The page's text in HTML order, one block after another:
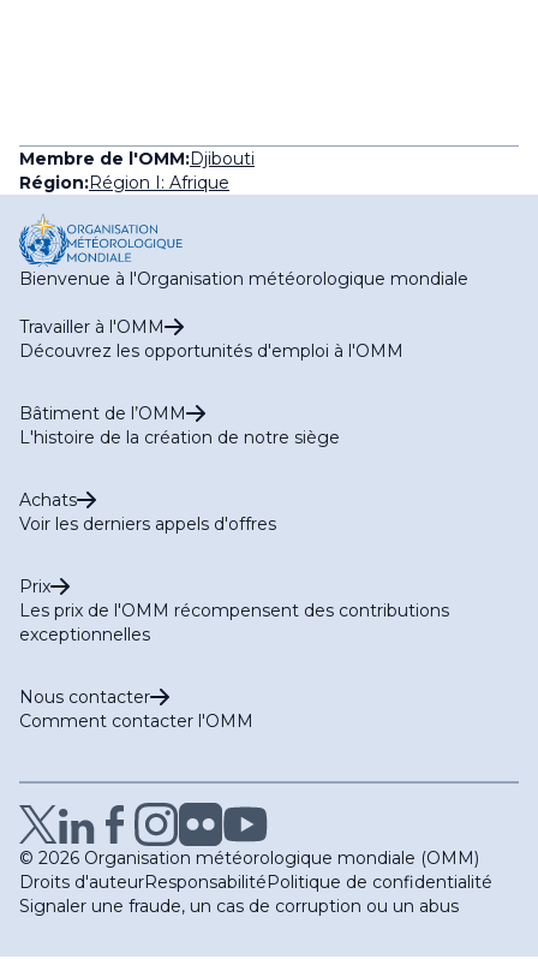
Membre de l'OMM:Djibouti
Région:Région I: Afrique
Bienvenue à l'Organisation météorologique mondiale
Travailler à l'OMM
Découvrez les opportunités d'emploi à l'OMM
Bâtiment de l’OMM
L'histoire de la création de notre siège
Achats
Voir les derniers appels d'offres
Prix
Les prix de l'OMM récompensent des contributions
exceptionnelles
Nous contacter
Comment contacter l'OMM
© 2026 Organisation météorologique mondiale (OMM)
Droits d'auteurResponsabilitéPolitique de confidentialité
Signaler une fraude, un cas de corruption ou un abus